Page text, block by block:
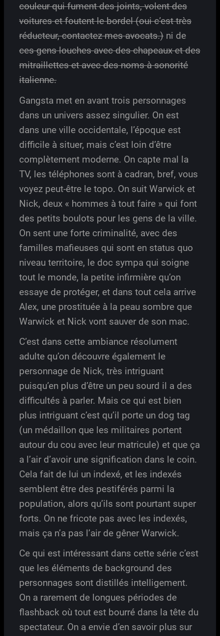
couleur qui fument des joints, volent des
voitures et foutent le bordel (oui c’est très
réducteur, contactez mes avocats.) ni de
ces gens louches avec des chapeaux et des
mitraillettes et avec des noms à sonorité
italienne.
Gangsta met en avant trois personnages
dans un univers assez singulier. On est
dans une ville occidentale, l’époque est
difficile à situer, mais c’est loin d’être
complètement moderne. On capte mal la
TV, les téléphones sont à cadran, bref, vous
voyez peut-être le topo. On suit Warwick et
Nick, deux « hommes à tout faire » qui font
des petits boulots pour les gens de la ville.
On sent une forte criminalité, avec des
familles mafieuses qui sont en status quo
niveau territoire, le doc sympa qui soigne
tout le monde, la petite infirmière qu’on
essaye de protéger, et dans tout cela arrive
Alex, une prostituée à la peau sombre que
Warwick et Nick vont sauver de son mac.
C’est dans cette ambiance résolument
adulte qu’on découvre également le
personnage de Nick, très intriguant
puisqu’en plus d’être un peu sourd il a des
difficultés à parler. Mais ce qui est bien
plus intriguant c’est qu’il porte un dog tag
(un médaillon que les militaires portent
autour du cou avec leur matricule) et que ça
a l’air d’avoir une signification dans le coin.
Cela fait de lui un indexé, et les indexés
semblent être des pestiférés parmi la
population, alors qu’ils sont pourtant super
forts. On ne fricote pas avec les indexés,
mais ça n’a pas l’air de gêner Warwick.
Ce qui est intéressant dans cette série c’est
que les éléments de background des
personnages sont distillés intelligement.
On a rarement de longues périodes de
flashback où tout est bourré dans la tête du
spectateur. On a envie d’en savoir plus sur